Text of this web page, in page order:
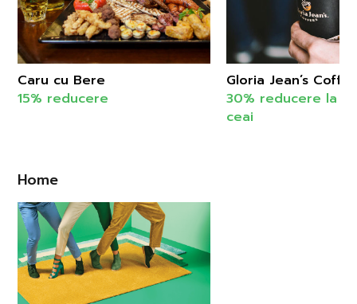
Caru cu Bere
15% reducere
Gloria Jean’s
30% reducere la
ceai
Home